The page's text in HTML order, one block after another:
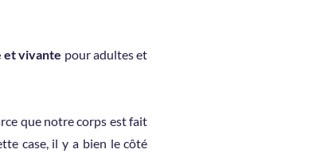
et vivante pour adultes et
que notre corps est fait
case, il y a bien le côté